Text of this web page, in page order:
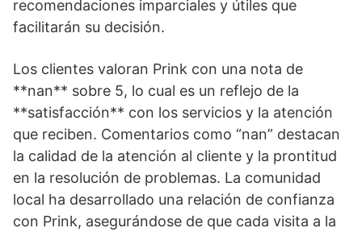
recomendaciones imparciales y útiles que
facilitarán su decisión.
Los clientes valoran Prink con una nota de
**nan** sobre 5, lo cual es un reflejo de la
**satisfacción** con los servicios y la atención
que reciben. Comentarios como “nan” destacan
la calidad de la atención al cliente y la prontitud
en la resolución de problemas. La comunidad
local ha desarrollado una relación de confianza
con Prink, asegurándose de que cada visita a la